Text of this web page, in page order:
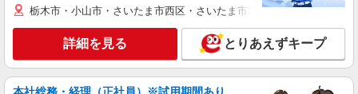
栃木市・小山市・さいたま市西区・さいたま市岩槻区・久喜市・蓮田
詳細を見る とりあえずキープ